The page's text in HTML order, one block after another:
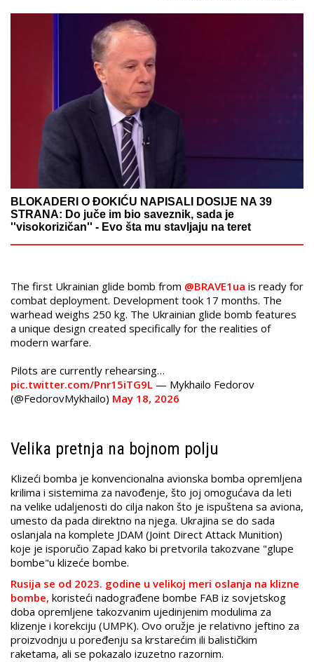
BLOKADERI O ĐOKIĆU NAPISALI DOSIJE NA 39
STRANA: Do juče im bio saveznik, sada je
''visokorizičan'' - Evo šta mu stavljaju na teret
The first Ukrainian glide bomb from @BRAVE1ua is ready for
combat deployment. Development took 17 months. The
warhead weighs 250 kg. The Ukrainian glide bomb features
a unique design created specifically for the realities of
modern warfare.
Pilots are currently rehearsing…
pic.twitter.com/Pnr15iTG9L — Mykhailo Fedorov
(@FedorovMykhailo) May 18, 2026
Velika pretnja na bojnom polju
Klizeći bomba je konvencionalna avionska bomba opremljena
krilima i sistemima za navođenje, što joj omogućava da leti
na velike udaljenosti do cilja nakon što je ispuštena sa aviona,
umesto da pada direktno na njega. Ukrajina se do sada
oslanjala na komplete JDAM (Joint Direct Attack Munition)
koje je isporučio Zapad kako bi pretvorila takozvane "glupe
bombe"u klizeće bombe.
Rusija se od 2023. godine u velikoj meri oslanja na klizne
bombe, koristeći nadograđene bombe FAB iz sovjetskog
doba opremljene takozvanim ujedinjenim modulima za
klizenje i korekciju (UMPK). Ovo oružje je relativno jeftino za
proizvodnju u poređenju sa krstarećim ili balističkim
raketama, ali se pokazalo izuzetno razornim.